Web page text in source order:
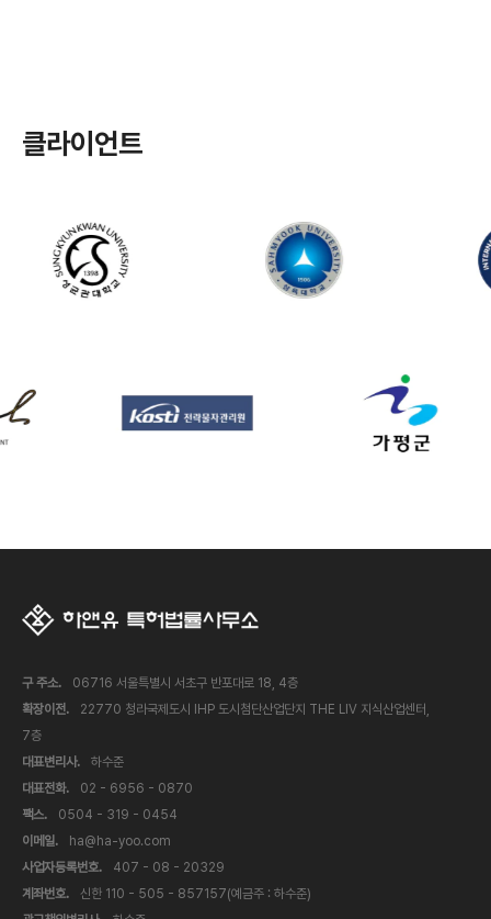
클라이언트
구 주소.
06716 서울특별시 서초구 반포대로 18, 4층
확장이전.
22770 청라국제도시 IHP 도시첨단산업단지 THE LIV 지식산업센터,
7층
대표변리사.
하수준
대표전화.
02 - 6956 - 0870
팩스.
0504 - 319 - 0454
이메일.
ha@ha-yoo.com
사업자등록번호.
407 - 08 - 20329
계좌번호.
신한 110 - 505 - 857157(예금주 : 하수준)